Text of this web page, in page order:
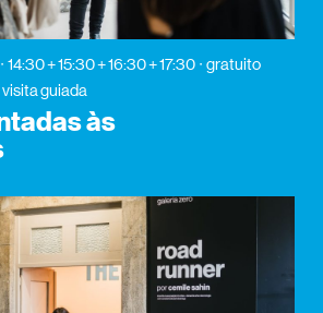
14:30 + 15:30 + 16:30 + 17:30
gratuito
guiada
às